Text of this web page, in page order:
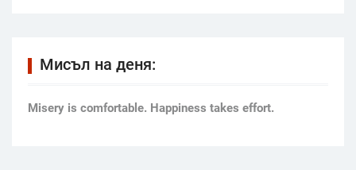
Мисъл на деня:
Мisery is comfortable. Happiness takes effort.